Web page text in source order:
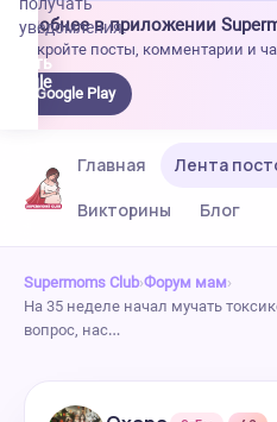
Удобнее в приложении
Откройте посты, комментарии и
Google Play
уведомления.
Главная
Лента
Викторины
Блог
Supermoms Club›Форум мам›
На 35 неделе начал мучать
вопрос, нас…